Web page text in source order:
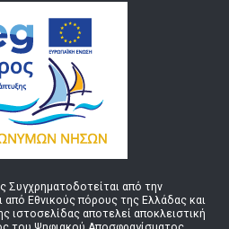
Συγχρηματοδοτείται από την
Εθνικούς πόρους της Ελλάδας και
ιστοσελίδας αποτελεί αποκλειστική